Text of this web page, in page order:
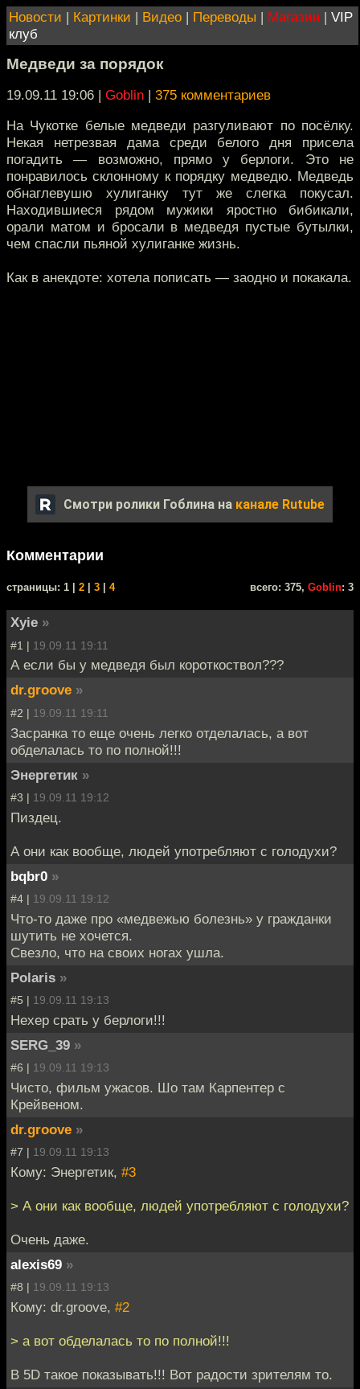
Новости | Картинки | Видео | Переводы | Магазин | VIP
клуб
Медведи за порядок
19.09.11 19:06 | Goblin | 375 комментариев
На Чукотке белые медведи разгуливают по посёлку.
Некая нетрезвая дама среди белого дня присела
погадить — возможно, прямо у берлоги. Это не
понравилось склонному к порядку медведю. Медведь
обнаглевушю хулиганку тут же слегка покусал.
Находившиеся рядом мужики яростно бибикали,
орали матом и бросали в медведя пустые бутылки,
чем спасли пьяной хулиганке жизнь.
Как в анекдоте: хотела пописать — заодно и покакала.
Смотри ролики Гоблина на канале Rutube
Комментарии
cтраницы: 1 | 2 3 4 всего: 375, Goblin: 3
Xyie »
#1 | 19.09.11 19:11
А если бы у медведя был короткоствол???
dr.groove »
#2 | 19.09.11 19:11
Засранка то еще очень легко отделалась, а вот
обделалась то по полной!!!
Энергетик »
#3 | 19.09.11 19:12
Пиздец.
А они как вообще, людей употребляют с голодухи?
bqbr0 »
#4 | 19.09.11 19:12
Что-то даже про «медвежью болезнь» у гражданки
шутить не хочется.
Свезло, что на своих ногах ушла.
Polaris »
#5 | 19.09.11 19:13
Нехер срать у берлоги!!!
SERG_39 »
#6 | 19.09.11 19:13
Чисто, фильм ужасов. Шо там Карпентер с
Крейвеном.
dr.groove »
#7 | 19.09.11 19:13
Кому: Энергетик, #3
> А они как вообще, людей употребляют с голодухи?
Очень даже.
alexis69 »
#8 | 19.09.11 19:13
Кому: dr.groove, #2
> а вот обделалась то по полной!!!
В 5D такое показывать!!! Вот радости зрителям то.